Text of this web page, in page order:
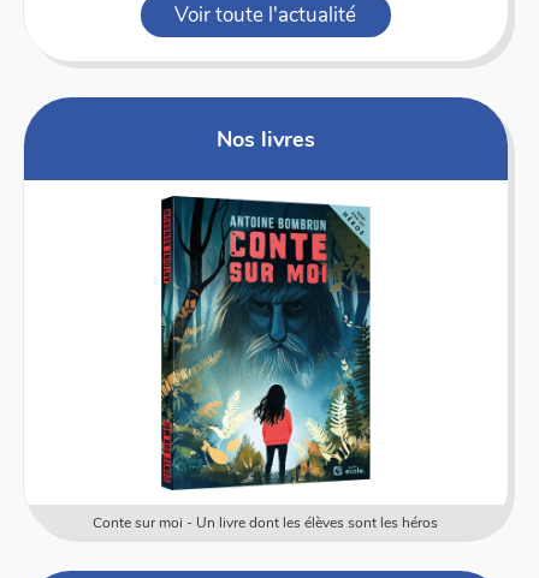
Voir toute l'actualité
Nos livres
Conte sur moi - Un livre dont les élèves sont les héros